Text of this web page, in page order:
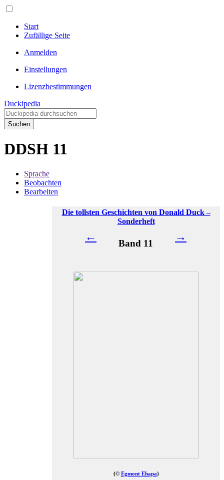
Start
Zufällige Seite
Anmelden
Einstellungen
Lizenzbestimmungen
Duckipedia
Suchen
DDSH 11
Sprache
Beobachten
Bearbeiten
Die tollsten Geschichten von Donald Duck –
Sonderheft
←
Band 11
→
(© Egmont Ehapa)